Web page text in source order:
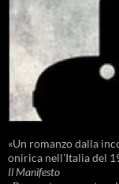
«Un romanzo dalla
onirica nell'Italia del
Il Manifesto